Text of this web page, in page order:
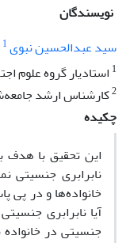
نویسندگان
سید عبدالحسین نبوی1
1 استادیار گروه علوم
2کارشناس ارشد
چکیده
این تحقیق با هدف
نابرابری جنسیتی
خانواده‌ها و در پی
آیا نابرابری
جنسیتی در